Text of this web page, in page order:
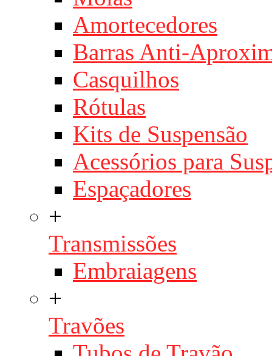
Amortecedores
Barras Anti-
Casquilhos
Rótulas
Kits de Suspensão
Acessórios para
Espaçadores
+
Transmissões
Embraiagens
+
Travões